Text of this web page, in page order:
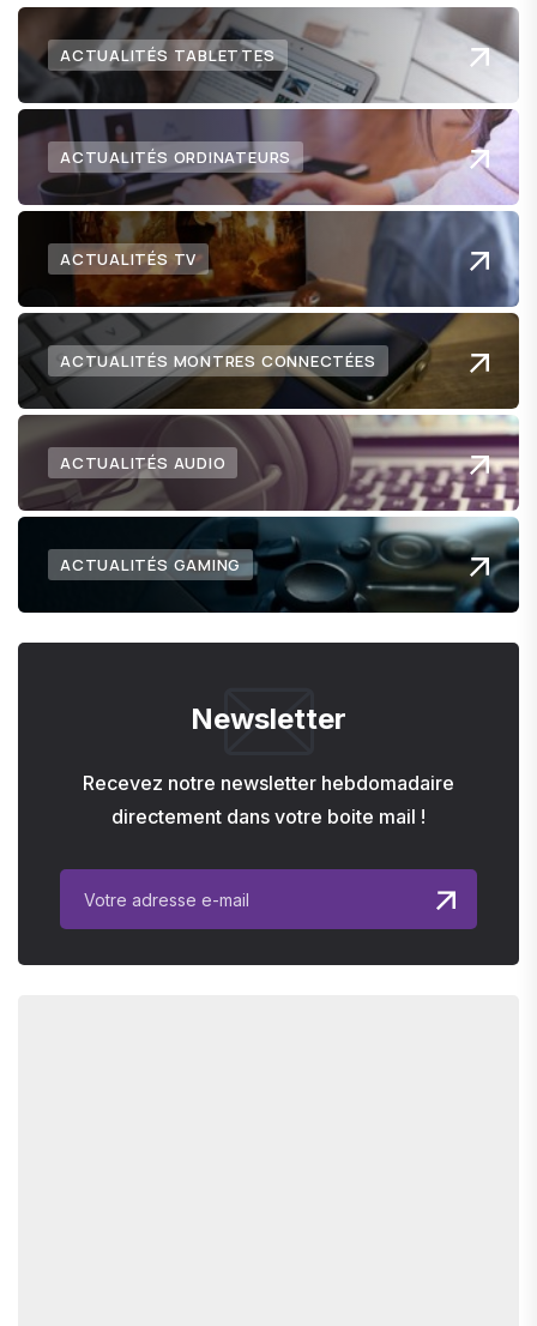
ACTUALITÉS TABLETTES
ACTUALITÉS ORDINATEURS
ACTUALITÉS TV
ACTUALITÉS MONTRES CONNECTÉES
ACTUALITÉS AUDIO
ACTUALITÉS GAMING
Newsletter
Recevez notre newsletter hebdomadaire
directement dans votre boite mail !